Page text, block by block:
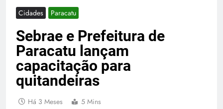
Cidades Paracatu
Sebrae e Prefeitura de
Paracatu lançam
capacitação para
quitandeiras
Há 3 Meses 5 Mins